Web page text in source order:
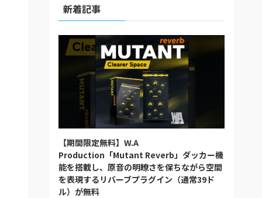
新着記事
【期間限定無料】W.A
Production「Mutant Reverb」ダッカー機
能を搭載し、原音の明瞭さを保ちながら空間
を表現するリバーブプラグイン（通常39ド
ル）が無料